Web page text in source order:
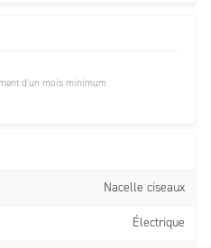
Nacelle ciseaux
Électrique
d'un mois minimum